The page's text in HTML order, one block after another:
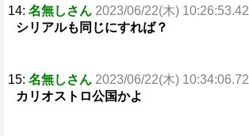
14: 名無しさん 2023/06/22(木) 10:26:53.42
シリアルも同じにすれば？
15: 名無しさん 2023/06/22(木) 10:34:06.72
カリオストロ公国かよ